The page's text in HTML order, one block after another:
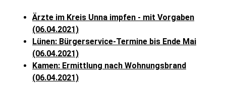
Ärzte im Kreis Unna impfen - mit Vorgaben
(06.04.2021)
Lünen: Bürgerservice-Termine bis Ende Mai
(06.04.2021)
Kamen: Ermittlung nach Wohnungsbrand
(06.04.2021)